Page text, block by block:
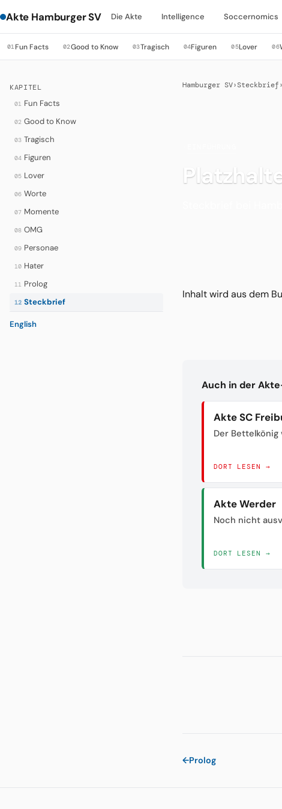
Akte Hamburger SV Die Akte Intelligence Soccernomics
01Fun Facts 02Good to Know 03Tragisch 04Figuren 05Lover 06
KAPITEL
01 Fun Facts
02 Good to Know
03 Tragisch
04 Figuren
05 Lover
06 Worte
07 Momente
08 OMG
09 Personae
10 Hater
11 Prolog
12 Steckbrief
English
Hamburger SV› Steckbrief ›
Inhalt wird aus dem
Auch in der
Akte SC
Der Bettelkönig
DORT LESEN →
Akte Werder
Noch nicht
DORT LESEN →
←Prolog